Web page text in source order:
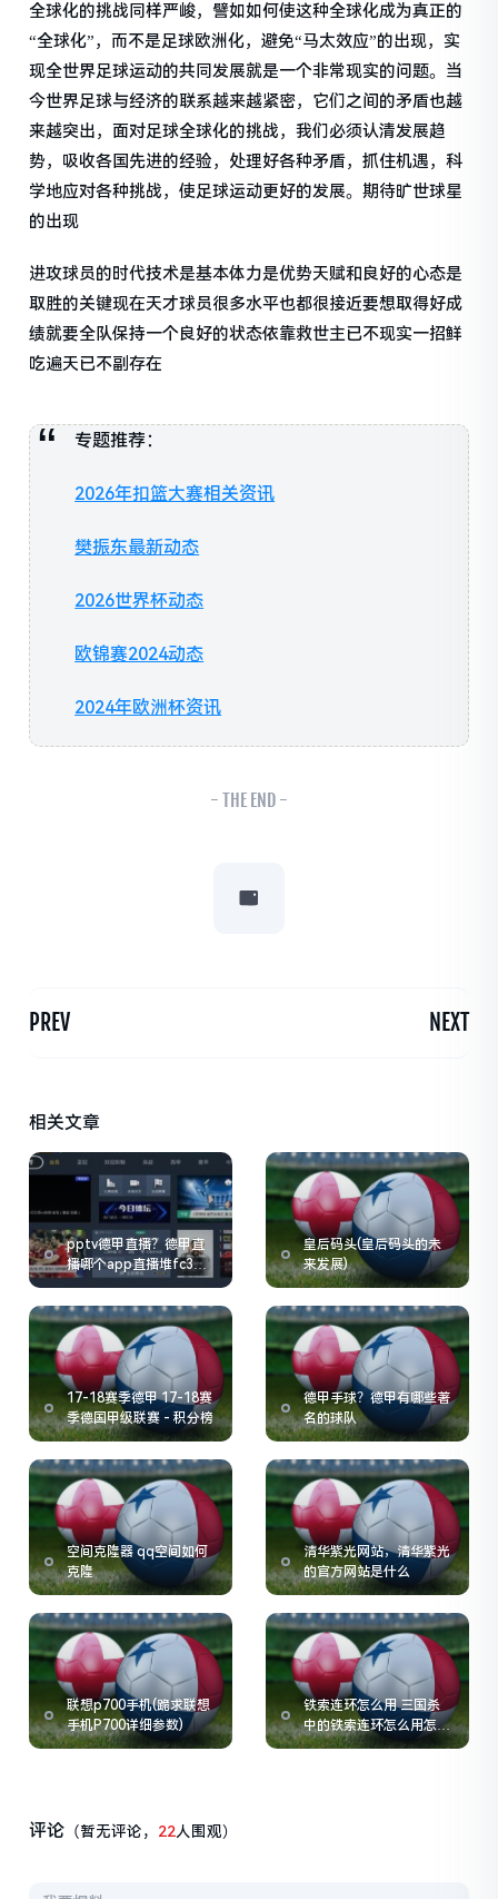
全球化的挑战同样严峻，譬如如何使这种全球化成为真正的
“全球化”，而不是足球欧洲化，避免“马太效应”的出现，实
现全世界足球运动的共同发展就是一个非常现实的问题。当
今世界足球与经济的联系越来越紧密，它们之间的矛盾也越
来越突出，面对足球全球化的挑战，我们必须认清发展趋
势，吸收各国先进的经验，处理好各种矛盾，抓住机遇，科
学地应对各种挑战，使足球运动更好的发展。期待旷世球星
的出现
进攻球员的时代技术是基本体力是优势天赋和良好的心态是
取胜的关键现在天才球员很多水平也都很接近要想取得好成
绩就要全队保持一个良好的状态依靠救世主已不现实一招鲜
吃遍天已不副存在
专题推荐：
2026年扣篮大赛相关资讯
樊振东最新动态
2026世界杯动态
欧锦赛2024动态
2024年欧洲杯资讯
- THE END -
PREV NEXT
相关文章
pptv德甲直播？德甲直
播哪个app直播堆fc3典
tv
皇后码头(皇后码头的未
来发展)
17-18赛季德甲 17-18赛
季德国甲级联赛 - 积分榜
德甲手球？德甲有哪些著
名的球队
空间克隆器 qq空间如何
克隆
清华紫光网站，清华紫光
的官方网站是什么
联想p700手机(跪求联想
手机P700详细参数)
铁索连环怎么用 三国杀
中的铁索连环怎么用怎样
把它用好
评论 （暂无评论， 22人围观）